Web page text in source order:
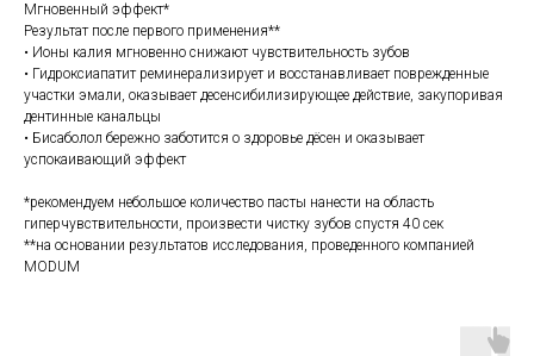
Мгновенный эффект*
Результат после первого применения**
• Ионы калия мгновенно снижают чувствительность зубов
• Гидроксиапатит реминерализирует и восстанавливает поврежденные
участки эмали, оказывает десенсибилизирующее действие, закупоривая
дентинные канальцы
• Бисаболол бережно заботится о здоровье дёсен и оказывает
успокаивающий эффект
*рекомендуем небольшое количество пасты нанести на область
гиперчувствительности, произвести чистку зубов спустя 40 сек
**на основании результатов исследования, проведенного компанией
MODUM